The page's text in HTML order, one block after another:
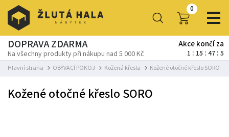
0
DOPRAVA ZDARMA
Na všechny produkty při nákupu nad 5 000 Kč
Akce končí za
1 15 47 2
Hlavní strana OBÝVACÍ POKOJ Kožená křesla Kožené otočné křeslo SORO
Kožené otočné křeslo SORO